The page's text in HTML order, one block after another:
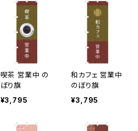
喫茶 営業中 の
ぼり旗
¥3,795
和カフェ 営業中
のぼり旗
¥3,795